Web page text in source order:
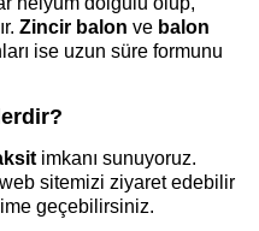
Zincir balon ve balon
ise uzun süre formunu
imkanı sunuyoruz.
sitemizi ziyaret edebilir
geçebilirsiniz.